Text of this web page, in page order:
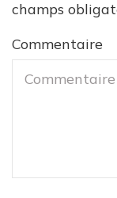
champs
Commentaire